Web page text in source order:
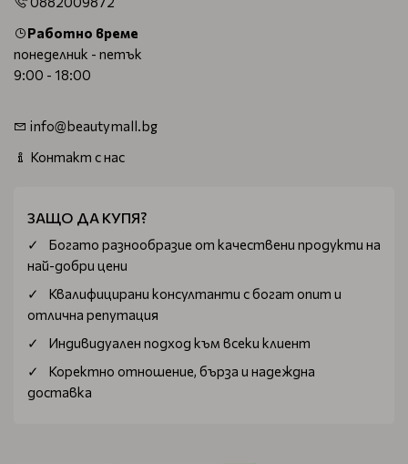
Работно време
понеделник - петък
9:00 - 18:00
info@beautymall.bg
Контакт с нас
ЗАЩО ДА КУПЯ?
Богатo разнообразие от качествени продукти на
най-добри цени
Квалифицирани консултанти с богат опит и
отлична репутация
Индивидуален подход към всеки клиент
Коректно отношение, бърза и надеждна
доставка